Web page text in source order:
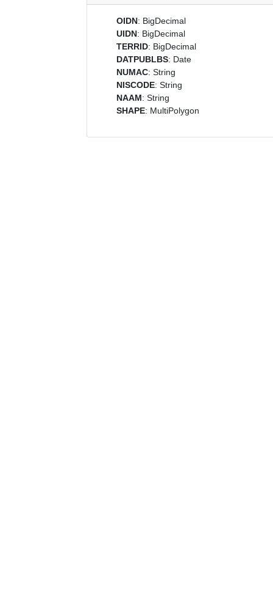
OIDN: BigDecimal
UIDN: BigDecimal
TERRID: BigDecimal
DATPUBLBS: Date
NUMAC: String
NISCODE: String
NAAM: String
SHAPE: MultiPolygon